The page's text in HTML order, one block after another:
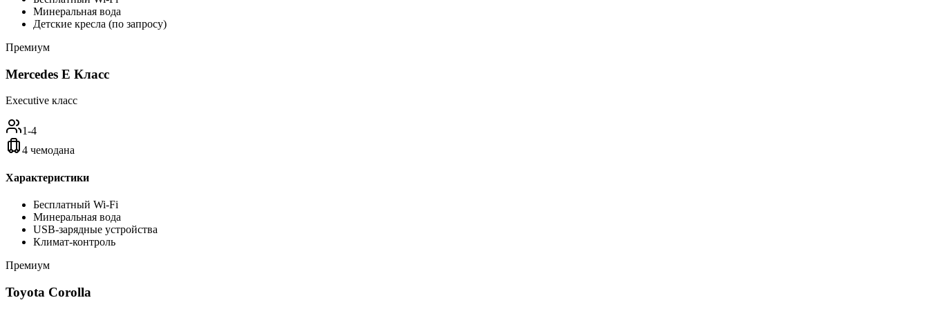
Минеральная вода
Детские кресла (по запросу)
Премиум
Mercedes E Класс
Executive класс
1-4
4 чемодана
Характеристики
Бесплатный Wi-Fi
Минеральная вода
USB-зарядные устройства
Климат-контроль
Премиум
Toyota Corolla